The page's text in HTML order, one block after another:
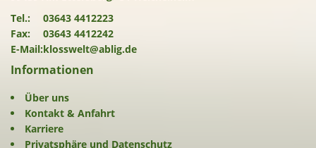
Tel.:
03643 4412223
Fax:
03643 4412242
E-Mail:klosswelt@ablig.de
Informationen
Über uns
Kontakt & Anfahrt
Karriere
Privatsphäre und Datenschutz